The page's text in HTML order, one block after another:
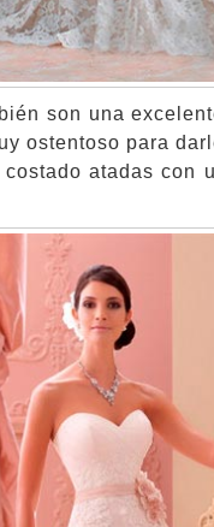
son una
ostentoso para
atadas con